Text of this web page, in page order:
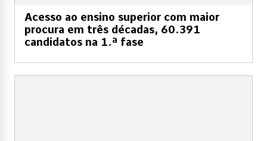
Acesso ao ensino superior com maior
procura em três décadas, 60.391
candidatos na 1.ª fase